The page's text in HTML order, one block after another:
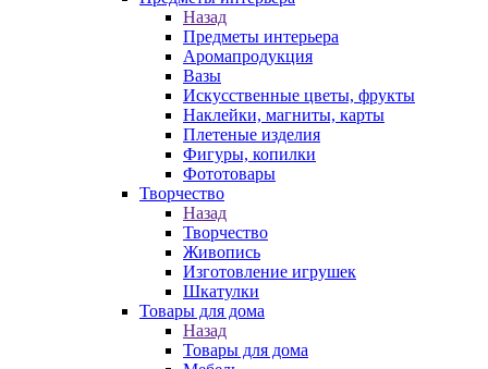
Назад
Предметы интерьера
Аромапродукция
Вазы
Искусственные цветы, фрукты
Наклейки, магниты, карты
Плетеные изделия
Фигуры, копилки
Фототовары
Творчество
Назад
Творчество
Живопись
Изготовление игрушек
Шкатулки
Товары для дома
Назад
Товары для дома